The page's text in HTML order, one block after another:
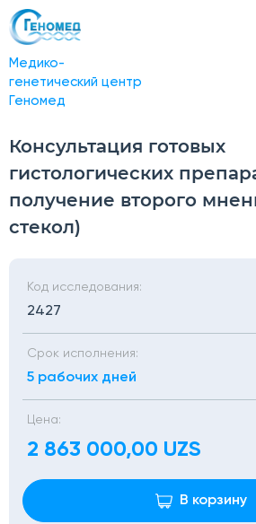
Медико-
генетический центр
Геномед
Консультация готовых
гистологических
получение второго
стекол)
Код исследования:
2427
Срок исполнения:
5 рабочих дней
Цена:
2 863 000,00 UZS
В корзину